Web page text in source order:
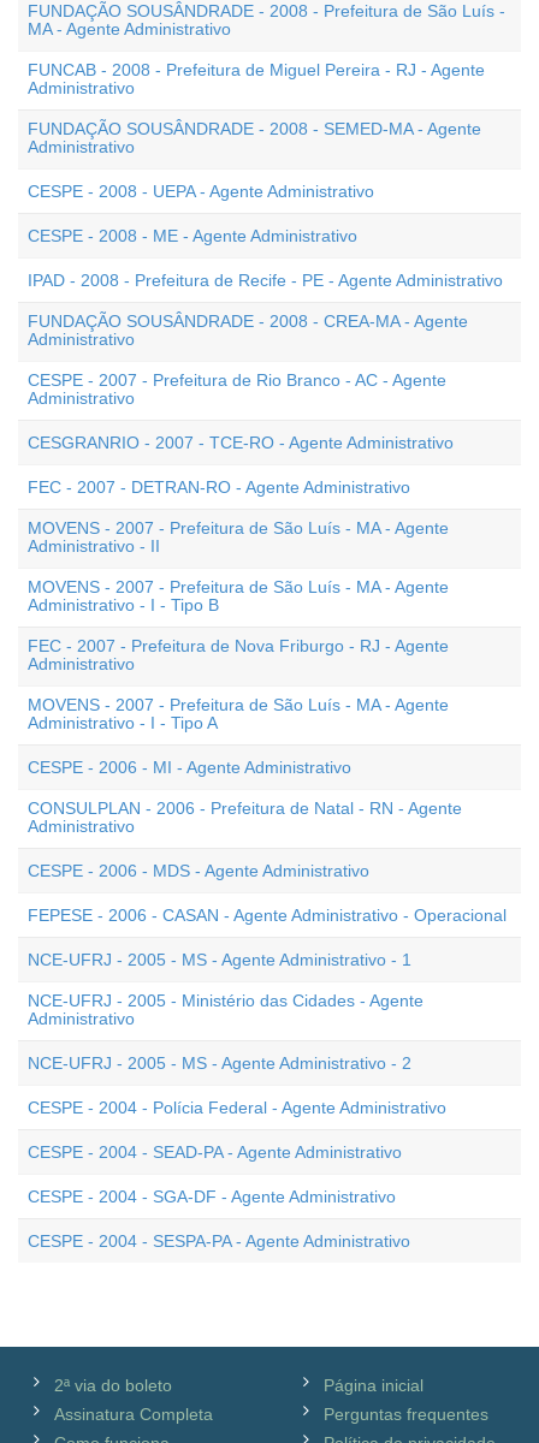
FUNDAÇÃO SOUSÂNDRADE - 2008 - Prefeitura de São Luís -
MA - Agente Administrativo
FUNCAB - 2008 - Prefeitura de Miguel Pereira - RJ - Agente
Administrativo
FUNDAÇÃO SOUSÂNDRADE - 2008 - SEMED-MA - Agente
Administrativo
CESPE - 2008 - UEPA - Agente Administrativo
CESPE - 2008 - ME - Agente Administrativo
IPAD - 2008 - Prefeitura de Recife - PE - Agente Administrativo
FUNDAÇÃO SOUSÂNDRADE - 2008 - CREA-MA - Agente
Administrativo
CESPE - 2007 - Prefeitura de Rio Branco - AC - Agente
Administrativo
CESGRANRIO - 2007 - TCE-RO - Agente Administrativo
FEC - 2007 - DETRAN-RO - Agente Administrativo
MOVENS - 2007 - Prefeitura de São Luís - MA - Agente
Administrativo - II
MOVENS - 2007 - Prefeitura de São Luís - MA - Agente
Administrativo - I - Tipo B
FEC - 2007 - Prefeitura de Nova Friburgo - RJ - Agente
Administrativo
MOVENS - 2007 - Prefeitura de São Luís - MA - Agente
Administrativo - I - Tipo A
CESPE - 2006 - MI - Agente Administrativo
CONSULPLAN - 2006 - Prefeitura de Natal - RN - Agente
Administrativo
CESPE - 2006 - MDS - Agente Administrativo
FEPESE - 2006 - CASAN - Agente Administrativo - Operacional
NCE-UFRJ - 2005 - MS - Agente Administrativo - 1
NCE-UFRJ - 2005 - Ministério das Cidades - Agente
Administrativo
NCE-UFRJ - 2005 - MS - Agente Administrativo - 2
CESPE - 2004 - Polícia Federal - Agente Administrativo
CESPE - 2004 - SEAD-PA - Agente Administrativo
CESPE - 2004 - SGA-DF - Agente Administrativo
CESPE - 2004 - SESPA-PA - Agente Administrativo
2ª via do boleto
Assinatura Completa
Página inicial
Perguntas frequentes